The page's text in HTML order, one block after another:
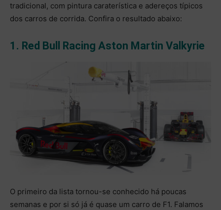
tradicional, com pintura caraterística e adereços típicos
dos carros de corrida. Confira o resultado abaixo:
1. Red Bull Racing Aston Martin Valkyrie
O primeiro da lista tornou-se conhecido há poucas
semanas e por si só já é quase um carro de F1. Falamos